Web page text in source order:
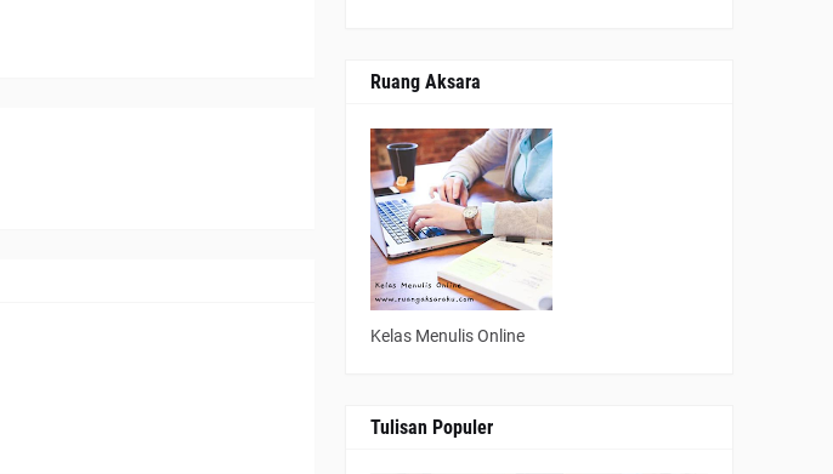
Ruang Aksara
Kelas Menulis Online
Tulisan Populer